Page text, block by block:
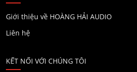
Giới thiệu về HOÀNG HẢI AUDIO
Liên hệ
KẾT NỐI VỚI CHÚNG TÔI